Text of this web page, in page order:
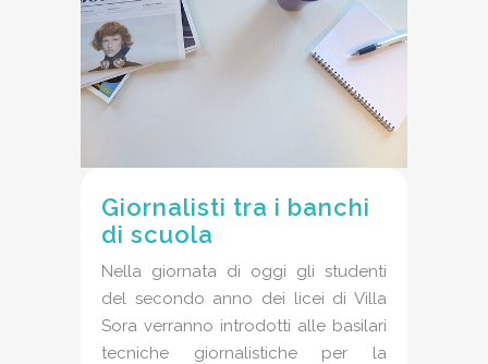
Giornalisti tra i banchi
di scuola
Nella giornata di oggi gli studenti
del secondo anno dei licei di Villa
Sora verranno introdotti alle basilari
tecniche giornalistiche per la